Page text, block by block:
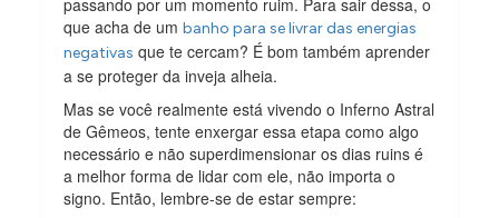
que acha de umbanho para se livrar das energias
negativas que te cercam? É bom também aprender
a se proteger da inveja alheia.
Mas se você realmente está vivendo o Inferno Astral
de Gêmeos, tente enxergar essa etapa como algo
necessário e não superdimensionar os dias ruins é
a melhor forma de lidar com ele, não importa o
signo. Então, lembre-se de estar sempre: